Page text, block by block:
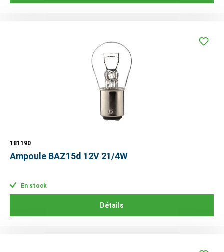
181190
Ampoule BAZ15d 12V 21/4W
En stock
Détails